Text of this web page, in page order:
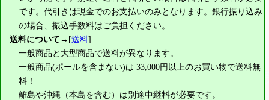
です。代引きは現金でのお支払いのみとなります。銀行振り込み
の場合、振込手数料はご負担ください。
送料について→[送料]
一般商品と大型商品で送料が異なります。
一般商品(ポールを含まない)は 33,000円以上のお買い物で送料無
料！
離島や沖縄（本島を含む）は別途中継料が必要です。